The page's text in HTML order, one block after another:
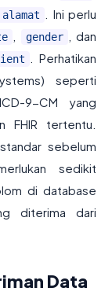
alamat
. Ini perlu
gender , dan
. Perhatikan
seperti
9-CM yang
FHIR tertentu.
sebelum
sedikit
di database
diterima dari
Data